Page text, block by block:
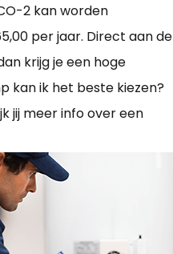
2 kan worden
per jaar. Direct aan de
krijg je een hoge
kan ik het beste kiezen?
jij meer info over een